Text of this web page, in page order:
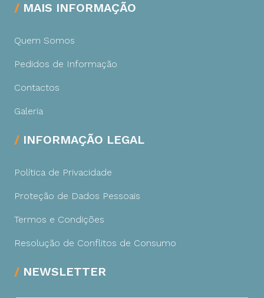
MAIS INFORMAÇÃO
Quem Somos
Pedidos de Informação
Contactos
Galeria
INFORMAÇÃO LEGAL
Política de Privacidade
Proteção de Dados Pessoais
Termos e Condições
Resolução de Conflitos de Consumo
NEWSLETTER